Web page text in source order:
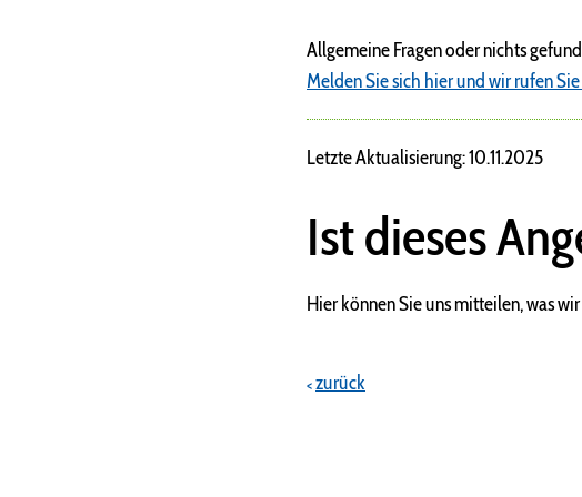
Allgemeine Fragen oder nichts
Melden Sie sich hier und wir rufen
Letzte Aktualisierung: 10.11.2025
Ist dieses
Hier können Sie uns mitteilen, was
zurück